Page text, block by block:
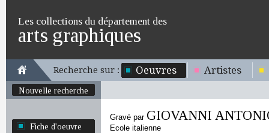
Les collections du département des
arts graphiques
Recherche sur : Oeuvres Artistes
Nouvelle recherche
Fiche d'oeuvre
Gravé par GIOVANNI
Ecole italienne